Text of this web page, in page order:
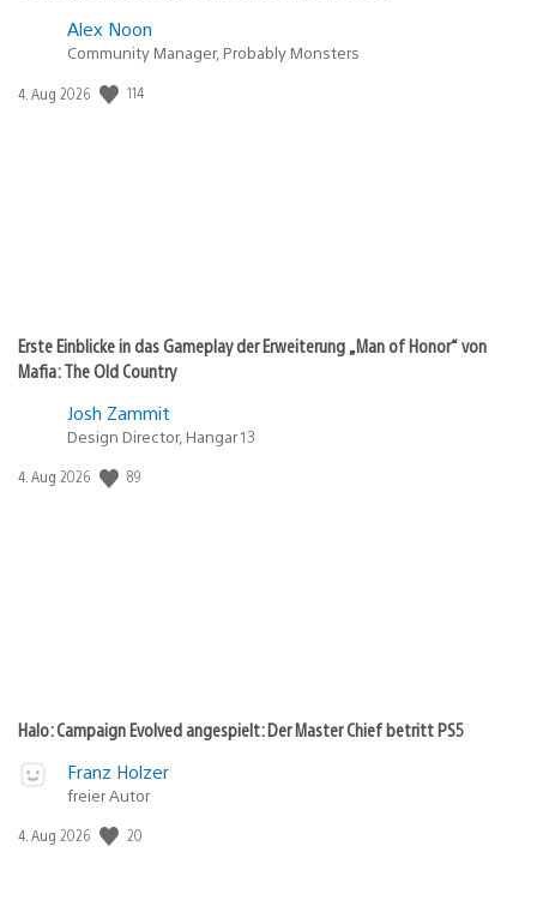
Alex Noon
Community Manager, Probably Monsters
Veröffentlichungsdatum:
4. Aug 2026 114
Erste Einblicke in das Gameplay der Erweiterung „Man of Honor“ von
Mafia: The Old Country
Josh Zammit
Design Director, Hangar 13
Veröffentlichungsdatum:
4. Aug 2026 89
Halo: Campaign Evolved angespielt: Der Master Chief betritt PS5
Franz Holzer
freier Autor
Veröffentlichungsdatum:
4. Aug 2026 20